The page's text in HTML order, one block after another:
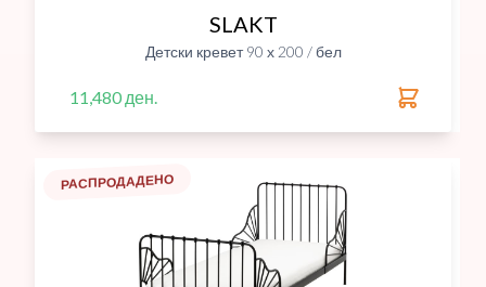
SLAKT
Детски кревет 90 х 200 / бел
11,480 ден.
РАСПРОДАДЕНО